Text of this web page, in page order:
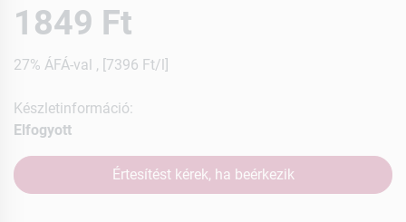
1849 Ft
27% ÁFÁ-val , [7396 Ft/l]
Készletinformáció:
Elfogyott
Értesítést kérek, ha beérkezik